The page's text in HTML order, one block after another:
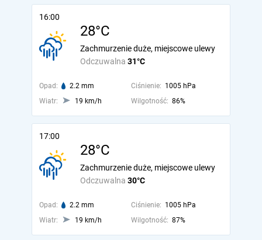
16:00
28°C
Odczuwalna 31°C
Zachmurzenie duże, miejscowe ulewy
Opad: 2.2 mm Ciśnienie: 1005 hPa
Wiatr:
19 km/h Wilgotność: 86%
17:00
28°C
Odczuwalna 30°C
Zachmurzenie duże, miejscowe ulewy
Opad: 2.2 mm Ciśnienie: 1005 hPa
Wiatr:
19 km/h Wilgotność: 87%